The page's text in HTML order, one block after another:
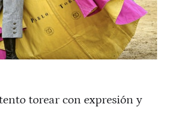
torear con expresión y